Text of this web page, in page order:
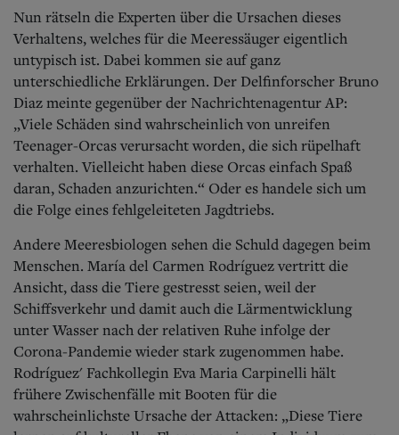
Nun rätseln die Experten über die Ursachen dieses
Verhaltens, welches für die Meeressäuger eigentlich
untypisch ist. Dabei kommen sie auf ganz
unterschiedliche Erklärungen. Der Delfinforscher Bruno
Diaz meinte gegenüber der Nachrichtenagentur AP:
„Viele Schäden sind wahrscheinlich von unreifen
Teenager-Orcas verursacht worden, die sich rüpelhaft
verhalten. Vielleicht haben diese Orcas einfach Spaß
daran, Schaden anzurichten.“ Oder es handele sich um
die Folge eines fehlgeleiteten Jagdtriebs.
Andere Meeresbiologen sehen die Schuld dagegen beim
Menschen. María del Carmen Rodríguez vertritt die
Ansicht, dass die Tiere gestresst seien, weil der
Schiffsverkehr und damit auch die Lärmentwicklung
unter Wasser nach der relativen Ruhe infolge der
Corona-Pandemie wieder stark zugenommen habe.
Rodríguez' Fachkollegin Eva Maria Carpinelli hält
frühere Zwischenfälle mit Booten für die
wahrscheinlichste Ursache der Attacken: „Diese Tiere